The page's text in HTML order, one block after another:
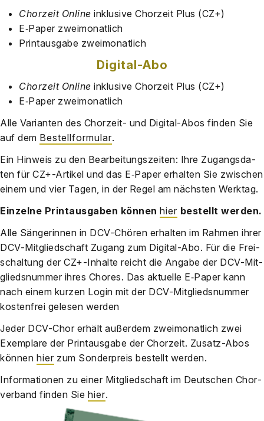
Chor­zeit Online inklu­si­ve Chor­zeit Plus (CZ+)
E‑Paper zwei­mo­nat­lich
Print­aus­ga­be zwei­mo­nat­lich
Digi­tal-Abo
Chor­zeit Online inklu­si­ve Chor­zeit Plus (CZ+)
E‑Paper zwei­mo­nat­lich
Alle Vari­an­ten des Chor­zeit- und Digi­tal-Abos fin­den Sie
auf dem Bestell­for­mu­lar.
Ein Hin­weis zu den Bear­bei­tungs­zei­ten: Ihre Zugangs­da­
ten für CZ+-Artikel und das E‑Paper erhal­ten Sie zwi­schen
einem und vier Tagen, in der Regel am nächs­ten Werk­tag.
Ein­zel­ne Print­aus­ga­ben kön­nen hier bestellt wer­den.
Alle Sän­ge­rin­nen in DCV-Chö­ren erhal­ten im Rah­men ihrer
DCV-Mit­glied­schaft Zugang zum Digi­tal-Abo. Für die Frei­
schal­tung der CZ+-Inhalte reicht die Anga­be der DCV-Mit­
glieds­num­mer ihres Cho­res. Das aktu­el­le E‑Paper kann
nach einem kur­zen Log­in mit der DCV-Mit­glieds­num­mer
kos­ten­frei gele­sen wer­den
Jeder DCV-Chor erhält außer­dem zwei­mo­nat­lich zwei
Exem­pla­re der Print­aus­ga­be der Chor­zeit. Zusatz-Abos
kön­nen hier zum Son­der­preis bestellt wer­den.
Infor­ma­tio­nen zu einer Mit­glied­schaft im Deut­schen Chor­
ver­band fin­den Sie hier.